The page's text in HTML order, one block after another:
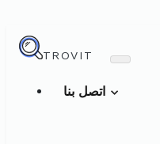
TROVIT